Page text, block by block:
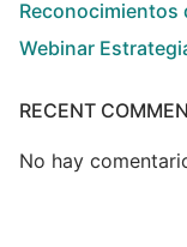
Reconocimientos
Webinar
RECENT
No hay